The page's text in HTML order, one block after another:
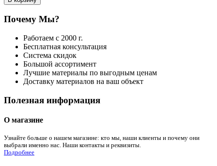
Почему Мы?
Работаем с 2000 г.
Бесплатная консультация
Система скидок
Большой ассортимент
Лучшие материалы по выгодным ценам
Доставку материалов на ваш объект
Полезная информация
О магазине
Узнайте больше о нашем магазине: кто мы, наши клиенты и почему они
выбрали именно нас. Наши контакты и реквизиты.
Подробнее